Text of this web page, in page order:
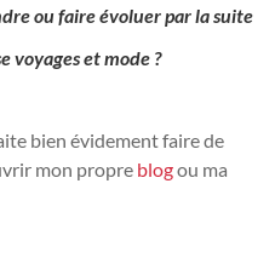
ou faire évoluer par la suite
voyages et mode ?
bien évidement faire de
mon propre blogou ma